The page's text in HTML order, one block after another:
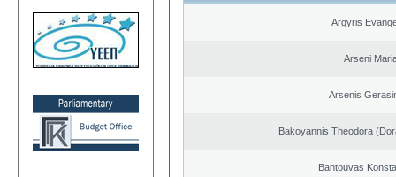
Argyris
Arseni
Arsenis
Bakoyannis Theodora
Bantouvas